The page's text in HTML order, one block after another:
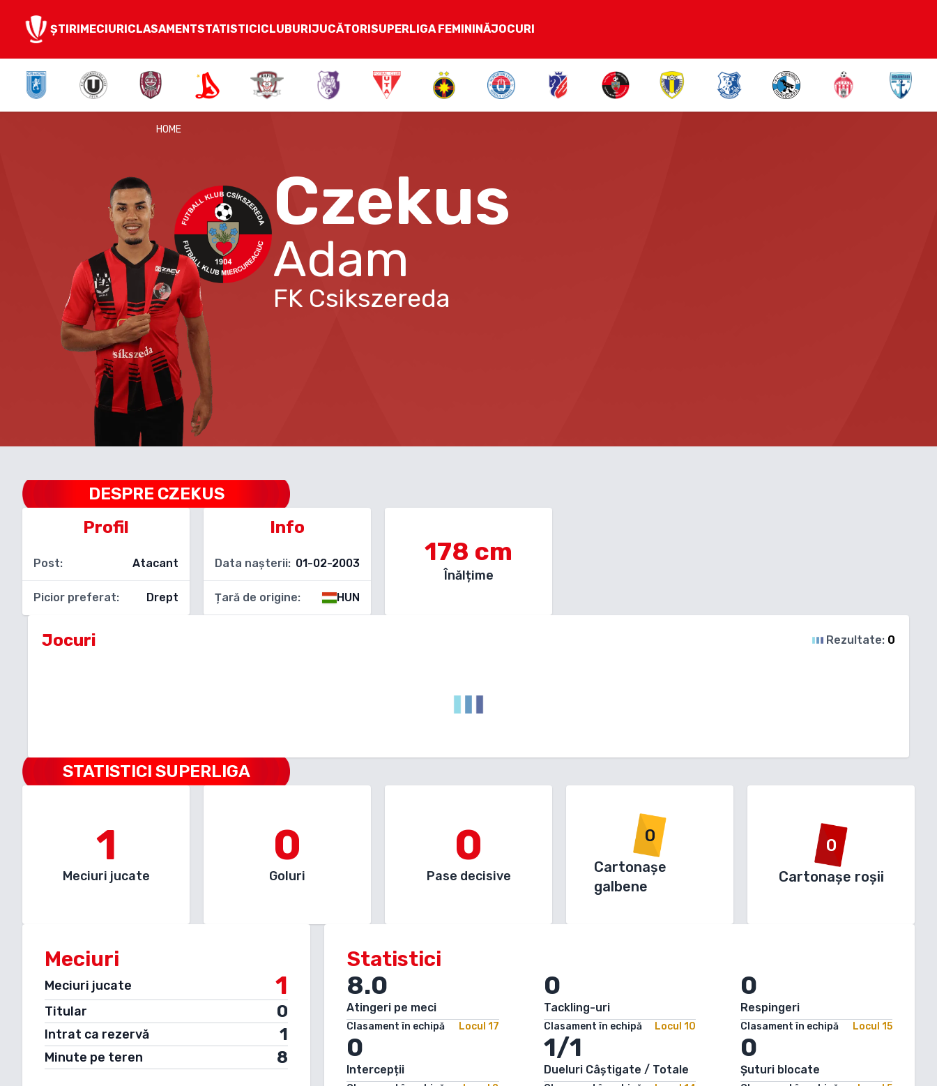
ȘTIRIMECIURICLASAMENTSTATISTICICLUBURIJUCĂTORISUPERLIGA FEMININĂJOCURI
HOME
Czekus
Adam
FK Csikszereda
DESPRE CZEKUS
Profil
Post: Atacant
Picior preferat: Drept
Info
Data nașterii: 01-02-2003
Țară de origine: HUN
178 cm
Înălțime
Jocuri Rezultate: 0
STATISTICI SUPERLIGA
1
Meciuri jucate
0
Goluri
0
Pase decisive
0
Cartonașe
galbene
0
Cartonașe roșii
Meciuri
Meciuri jucate 1
Titular 0
Intrat ca rezervă 1
Minute pe teren 8
Statistici
8.0
Atingeri pe meci
Clasament în echipă Locul 17
0
Tackling-uri
Clasament în echipă Locul 10
0
Respingeri
Clasament în echipă Locul 15
0
Intercepții
1/1
Dueluri Câștigate / Totale
0
Șuturi blocate